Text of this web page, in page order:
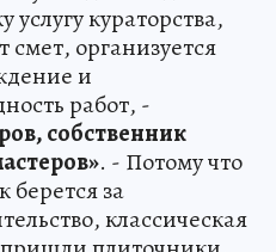
услугу кураторства,
смет, организуется
и
работ, -
собственник
. - Потому что
берется за
классическая